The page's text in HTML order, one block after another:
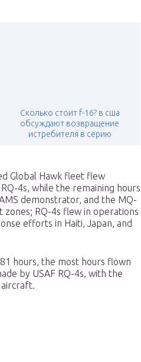
Сколько стоит f-16? в сша
обсуждают возвращение
истребителя в серию
Global Hawk fleet flew
4s, while the remaining hours
demonstrator, and the MQ-
RQ-4s flew in operations
efforts in Haiti, Japan, and
hours, the most hours flown
by USAF RQ-4s, with the
aircraft.